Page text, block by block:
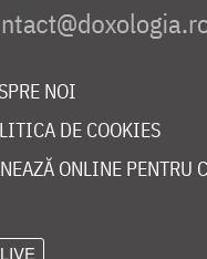
NOI
DE COOKIES
ONLINE PENTRU
LIVE